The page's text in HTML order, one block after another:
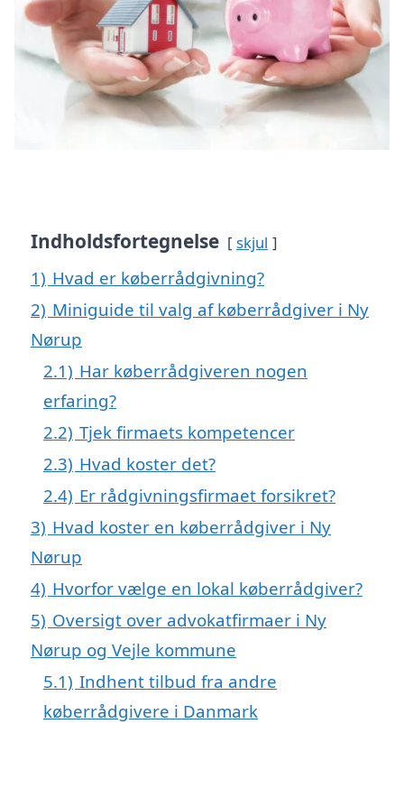
Indholdsfortegnelse skjul
1) Hvad er køberrådgivning?
2) Miniguide til valg af køberrådgiver i Ny
Nørup
2.1) Har køberrådgiveren nogen
erfaring?
2.2) Tjek firmaets kompetencer
2.3) Hvad koster det?
2.4) Er rådgivningsfirmaet forsikret?
3) Hvad koster en køberrådgiver i Ny
Nørup
4) Hvorfor vælge en lokal køberrådgiver?
5) Oversigt over advokatfirmaer i Ny
Nørup og Vejle kommune
5.1) Indhent tilbud fra andre
køberrådgivere i Danmark